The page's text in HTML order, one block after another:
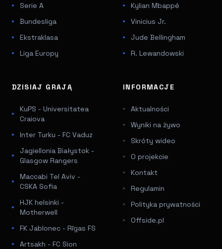
Serie A
Bundesliga
Ekstraklasa
Liga Europy
Kylian Mbappé
Vinicius Jr.
Jude Bellingham
R. Lewandowski
DZISIAJ GRAJĄ
KuPS - Universitatea
Craiova
Inter Turku - FC Vaduz
Jagiellonia Białystok -
Glasgow Rangers
Maccabi Tel Aviv -
CSKA Sofia
HJK helsinki -
Motherwell
FK Jablonec - Rīgas FS
Artsakh - FC Sion
INFORMACJE
Aktualności
Wyniki na żywo
Skróty wideo
O projekcie
Kontakt
Regulamin
Polityka prywatności
Offside.pl